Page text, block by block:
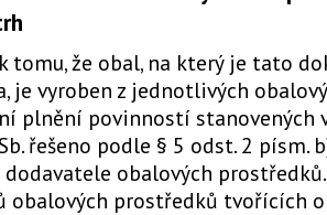
tomu, že obal, na který je tato
je vyroben z jednotlivých
plnění povinností stanovených
řešeno podle § 5 odst. 2 písm.
obalových
obalových prostředků tvořících